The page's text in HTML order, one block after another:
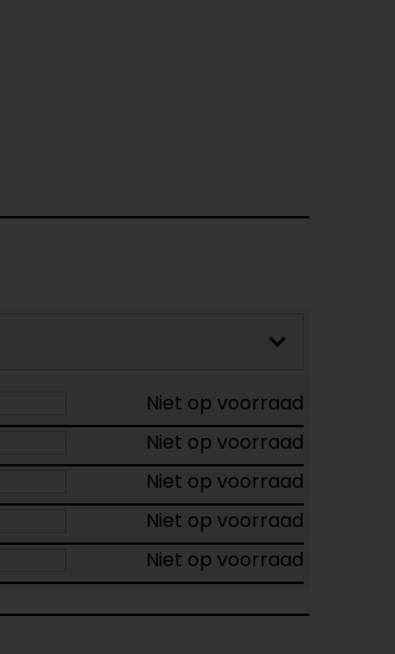
Niet op voorraad
Niet op voorraad
Niet op voorraad
Niet op voorraad
Niet op voorraad